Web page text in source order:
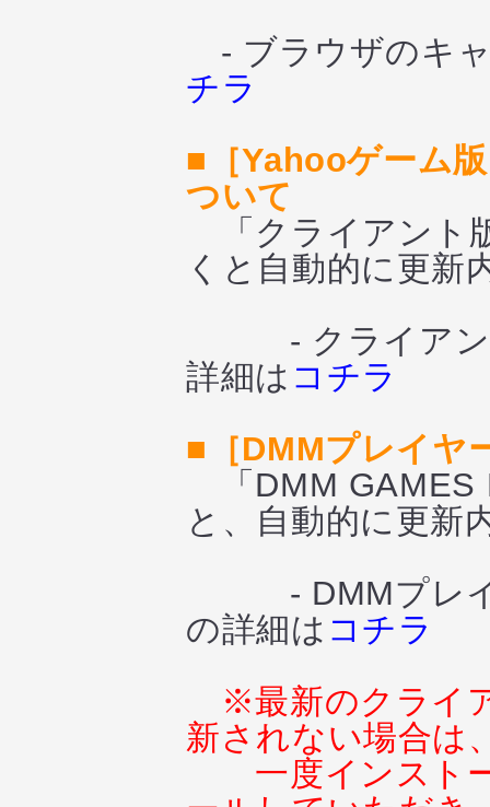
- ブラウザのキ
チラ
■［Yahooゲーム
ついて
「クライアント
くと自動的に更新
- クライアント
詳細は コチラ
■［DMMプレイヤ
「DMM GAMES
と、自動的に更新
- DMMプレイ
の詳細は コチラ
※最新のクライ
新されない場合は
一度インスト